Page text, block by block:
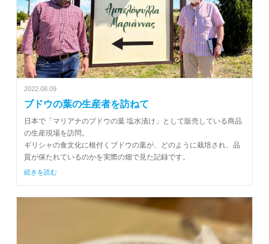
2022.08.09
ブドウの葉の生産者を訪ねて
日本で「マリアナのブドウの葉 塩水漬け」として販売している商品
の生産現場を訪問。
ギリシャの食文化に根付くブドウの葉が、どのように栽培され、品
質が保たれているのかを実際の畑で見た記録です。
続きを読む